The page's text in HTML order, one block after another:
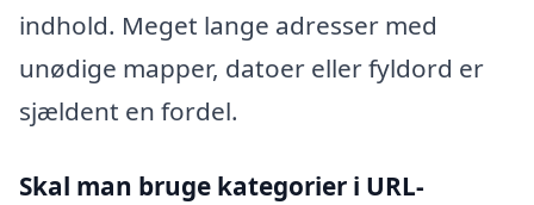
indhold. Meget lange adresser med
unødige mapper, datoer eller fyldord er
sjældent en fordel.
Skal man bruge kategorier i URL-